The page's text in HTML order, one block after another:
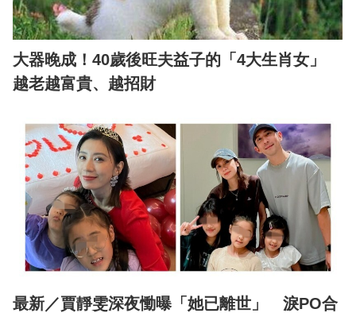
大器晚成！40歲後旺夫益子的「4大生肖女」
越老越富貴、越招財
最新／賈靜雯深夜慟曝「她已離世」 淚PO合